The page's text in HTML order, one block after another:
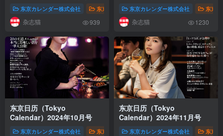
东京カレンダー株式会社 东京日历（Tokyo Calendar，东京カレンダー）
杂志猫 939
东京カレンダー株式会社 东京
杂志猫 1230
东京日历（Tokyo
Calendar）2024年10月号
东京カレンダー株式会社 东京日历（Tokyo Calendar，东京カレンダー）
东京日历（Tokyo
Calendar）2024年11月号
东京カレンダー株式会社 东京